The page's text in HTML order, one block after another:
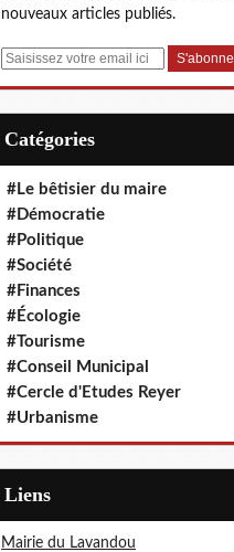
nouveaux articles publiés.
E
Catégories
#Le bêtisier du maire
#Démocratie
#Politique
#Société
#Finances
#Écologie
#Tourisme
#Conseil Municipal
#Cercle d'Etudes Reyer
#Urbanisme
Liens
Mairie du Lavandou